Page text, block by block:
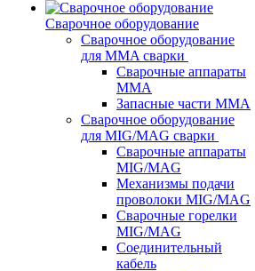
Сварочное оборудование
Сварочное оборудование
для MMA сварки
Сварочные аппараты
MMA
Запасные части MMA
Сварочное оборудование
для MIG/MAG сварки
Сварочные аппараты
MIG/MAG
Механизмы подачи
проволоки MIG/MAG
Сварочные горелки
MIG/MAG
Соединительный
кабель